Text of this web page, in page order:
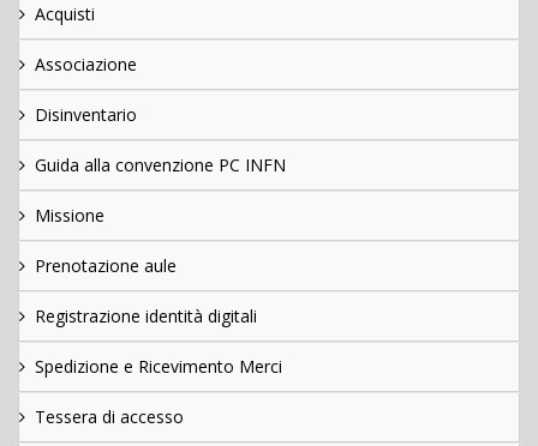
Acquisti
Associazione
Disinventario
Guida alla convenzione PC INFN
Missione
Prenotazione aule
Registrazione identità digitali
Spedizione e Ricevimento Merci
Tessera di accesso